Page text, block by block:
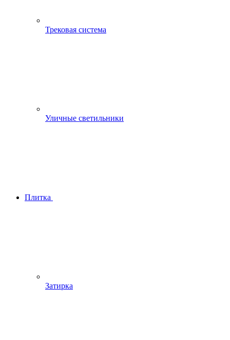
Трековая система
Уличные светильники
Плитка
Затирка